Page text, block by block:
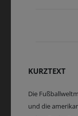
KURZTEXT
Die
und die